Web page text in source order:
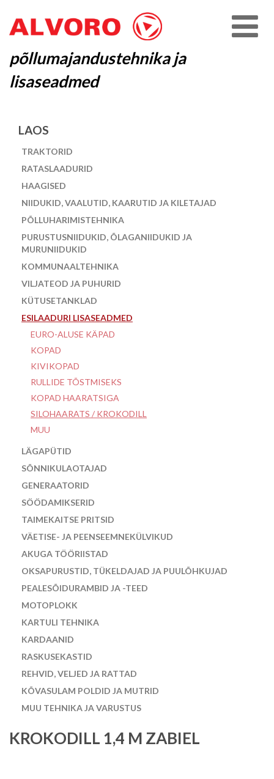
põllumajandustehnika ja
lisaseadmed
LAOS
TRAKTORID
RATASLAADURID
HAAGISED
NIIDUKID, VAALUTID, KAARUTID JA KILETAJAD
PÕLLUHARIMISTEHNIKA
PURUSTUSNIIDUKID, ÕLAGANIIDUKID JA
MURUNIIDUKID
KOMMUNAALTEHNIKA
VILJATEOD JA PUHURID
KÜTUSETANKLAD
ESILAADURI LISASEADMED
EURO-ALUSE KÄPAD
KOPAD
KIVIKOPAD
RULLIDE TÕSTMISEKS
KOPAD HAARATSIGA
SILOHAARATS / KROKODILL
MUU
LÄGAPÜTID
SÕNNIKULAOTAJAD
GENERAATORID
SÖÖDAMIKSERID
TAIMEKAITSE PRITSID
VÄETISE- JA PEENSEEMNEKÜLVIKUD
AKUGA TÖÖRIISTAD
OKSAPURUSTID, TÜKELDAJAD JA PUULÕHKUJAD
PEALESÕIDURAMBID JA -TEED
MOTOPLOKK
KARTULI TEHNIKA
KARDAANID
RASKUSEKASTID
REHVID, VELJED JA RATTAD
KÕVASULAM POLDID JA MUTRID
MUU TEHNIKA JA VARUSTUS
KROKODILL 1,4 M ZABIEL